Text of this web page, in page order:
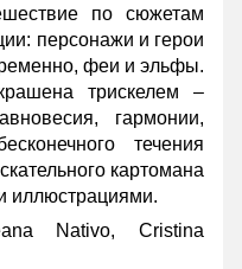
по сюжетам
персонажи и герои
феи и эльфы.
трискелем –
гармонии,
течения
картомана
иллюстрациями.
Nativo, Cristina